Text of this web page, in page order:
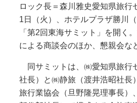
ロック長＝森川雅史愛知県旅行
1日（火）、ホテルプラザ勝川
「第2回東海サミット」を開く
による商談会のほか、懇親会な
同サミットは、㈱愛知県旅行
社長）と㈱静旅（渡井浩昭社長
旅行業協会（旦野隆晃理事長）